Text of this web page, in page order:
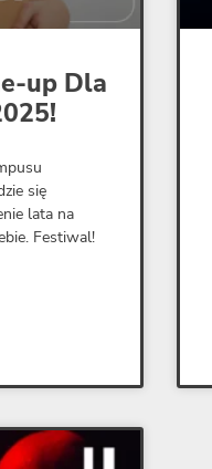
up Dla
się
lata na
Festiwal!